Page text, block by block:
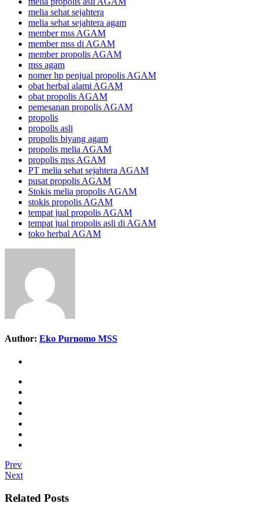
melia sehat sejahtera
melia sehat sejahtera agam
member mss AGAM
member mss di AGAM
member propolis AGAM
mss agam
nomer hp penjual propolis AGAM
obat herbal alami AGAM
obat propolis AGAM
pemesanan propolis AGAM
propolis
propolis asli
propolis biyang agam
propolis melia AGAM
propolis mss AGAM
PT melia sehat sejahtera AGAM
pusat propolis AGAM
Stokis melia propolis AGAM
stokis propolis AGAM
tempat jual propolis AGAM
tempat jual propolis asli di AGAM
toko herbal AGAM
Author: Eko Purnomo MSS
Prev
Next
Related Posts